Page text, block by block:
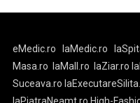
eMedic.ro laMedic.ro
Masa.ro
laMall.ro laZiar.ro
Suceava.ro
laPiatraNeamt.ro High-